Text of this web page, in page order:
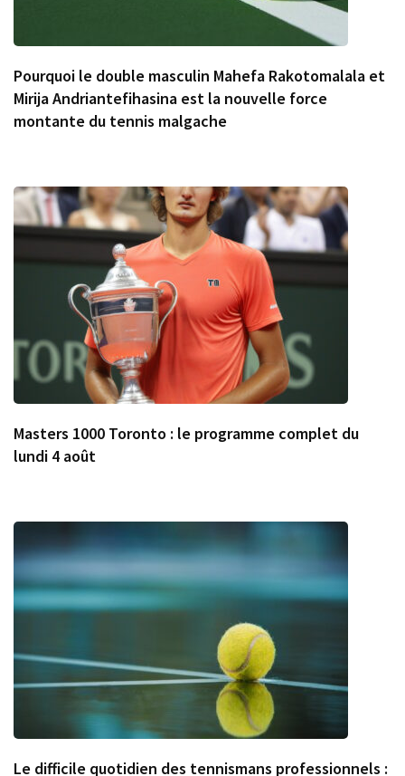
Pourquoi le double masculin Mahefa Rakotomalala et
Mirija Andriantefihasina est la nouvelle force
montante du tennis malgache
Masters 1000 Toronto : le programme complet du
lundi 4 août
Le difficile quotidien des tennismans professionnels :